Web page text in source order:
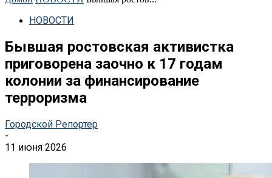
НОВОСТИ
Бывшая ростовская активистка
приговорена заочно к 17 годам
колонии за финансирование
терроризма
Городской Репортер
-
11 июня 2026